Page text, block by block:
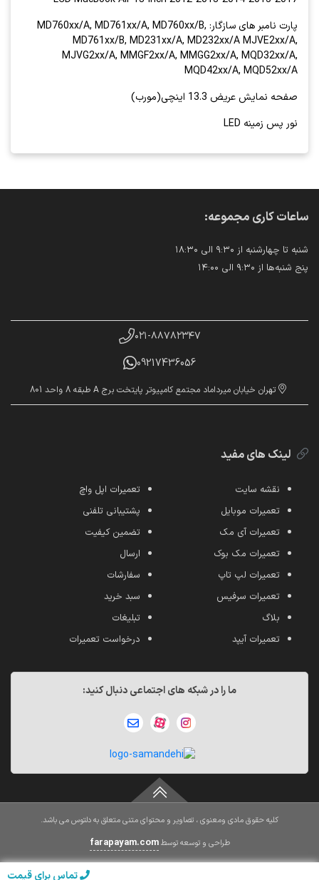
تماس برای قیمت
پارت نامبر های سازگار: MD760xx/A, MD761xx/A, MD760xx/B,
MD761xx/B, MD231xx/A, MD232xx/A MJVE2xx/A,
MJVG2xx/A, MMGF2xx/A, MMGG2xx/A, MQD32xx/A,
MQD42xx/A, MQD52xx/A
صفحه نمایش عریض 13.3 اینچی(مورب)
نور پس زمینه LED
ساعات کاری مجموعه:
شنبه تا چهارشنبه از ۹:۳۰ الی ۱۸:۳۰
پنج شنبه‌ها از ۹:۳۰ الی ۱۴:۰۰
۰۲۱-۸۸۷۸۲۳۴۷
09217436056
تهران خیابان میرداماد مجتمع کامپیوتر پایتخت برج A طبقه 8 واحد 801
لینک های مفید
نقشه سایت
تعمیرات موبایل
تعمیرات آی مک
تعمیرات مک بوک
تعمیرات لپ تاپ
تعمیرات سرفیس
بلاگ
تعمیرات آیپد
تعمیرات اپل واچ
پشتیبانی تلفنی
تضمین کیفیت
ارسال
سفارشات
سبد خرید
تبلیغات
درخواست تعمیرات
ما را در شبکه های اجتماعی دنبال کنید:
کلیه حقوق مادی ومعنوی ، تصاویر و محتوای متنی متعلق به دلتوس می باشد.
طراحی و توسعه توسطfarapayam.com